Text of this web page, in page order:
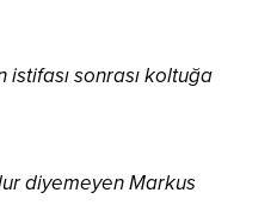
istifası sonrası koltuğa
diyemeyen Markus